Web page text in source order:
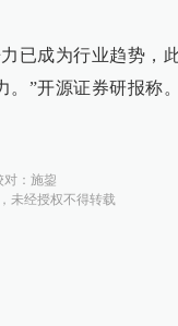
已成为行业趋势，
”开源证券研报称。
对： 施鋆
未经授权不得转载